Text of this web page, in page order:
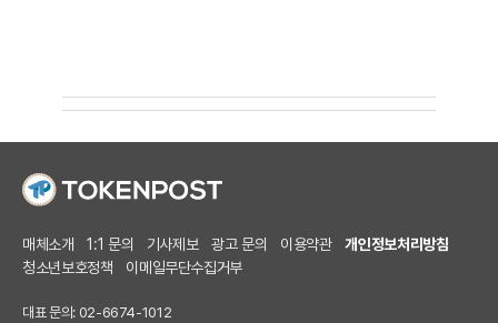
매체소개 1:1 문의 기사제보 광고 문의 이용약관
개인정보처리방침
청소년보호정책
이메일무단수집거부
대표 문의: 02-6674-1012